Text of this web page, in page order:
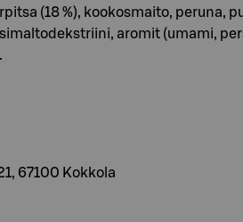
(18 %), kookosmaito,
aromit (umami,
67100 Kokkola